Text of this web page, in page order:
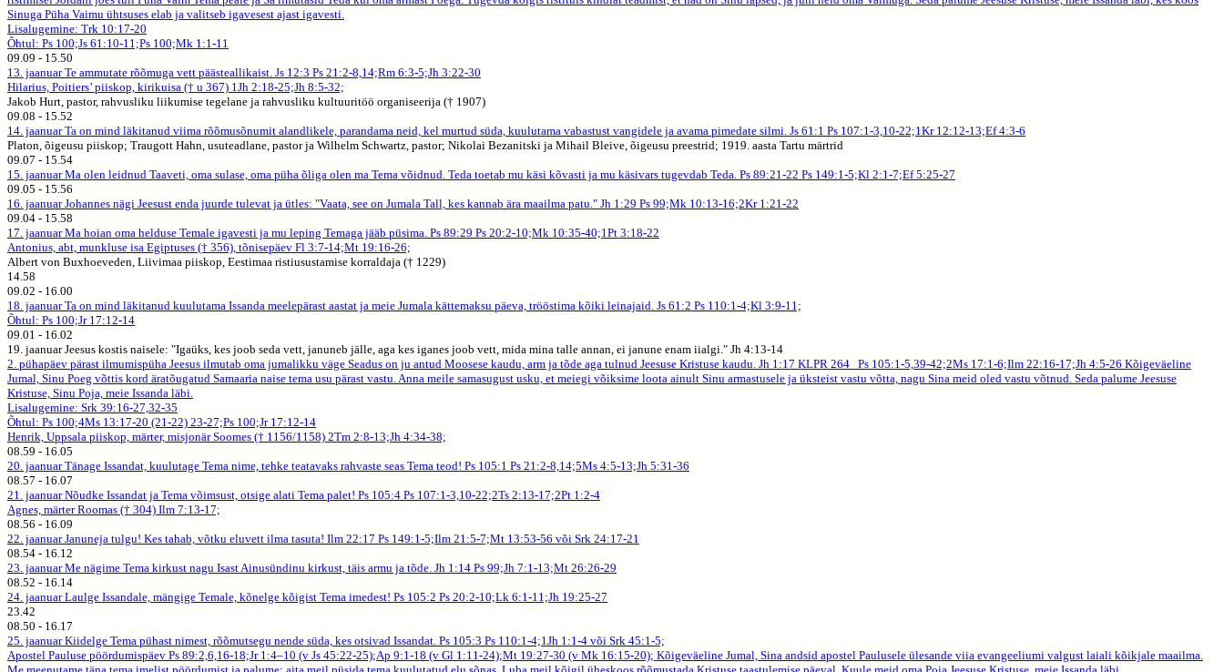
Sinuga Püha Vaimu ühtsuses elab ja valitseb igavesest ajast igavesti.
Lisalugemine: Trk 10:17-20
Õhtul: Ps 100;Js 61:10-11;Ps 100;Mk 1:1-11
09.09 - 15.50
13. jaanuarTe ammutate rõõmuga vett päästeallikaist. Js 12:3 Ps 21:2-8,14;Rm 6:3-5;Jh 3:22-30
Hilarius, Poitiers’ piiskop, kirikuisa († u 367) 1Jh 2:18-25;Jh 8:5-32;
Jakob Hurt, pastor, rahvusliku liikumise tegelane ja rahvusliku kultuuritöö organiseerija († 1907)
09.08 - 15.52
14. jaanuarTa on mind läkitanud viima rõõmusõnumit alandlikele, parandama neid, kel murtud süda, kuulutama vabastust vangidele ja avama pimedate silmi. Js 61:1 Ps 107:1-3,10-22;1Kr 12:12-13;Ef 4:3-6
Platon, õigeusu piiskop; Traugott Hahn, usuteadlane, pastor ja Wilhelm Schwartz, pastor; Nikolai Bezanitski ja Mihail Bleive, õigeusu preestrid; 1919. aasta Tartu märtrid
09.07 - 15.54
15. jaanuarMa olen leidnud Taaveti, oma sulase, oma püha õliga olen ma Tema võidnud. Teda toetab mu käsi kõvasti ja mu käsivars tugevdab Teda. Ps 89:21-22 Ps 149:1-5;Kl 2:1-7;Ef 5:25-27
09.05 - 15.56
16. jaanuarJohannes nägi Jeesust enda juurde tulevat ja ütles: "Vaata, see on Jumala Tall, kes kannab ära maailma patu." Jh 1:29 Ps 99;Mk 10:13-16;2Kr 1:21-22
09.04 - 15.58
17. jaanuarMa hoian oma helduse Temale igavesti ja mu leping Temaga jääb püsima. Ps 89:29 Ps 20:2-10;Mk 10:35-40;1Pt 3:18-22
Antonius, abt, munkluse isa Egiptuses († 356), tõnisepäev Fl 3:7-14;Mt 19:16-26;
Albert von Buxhoeveden, Liivimaa piiskop, Eestimaa ristiusustamise korraldaja († 1229)
14.58
09.02 - 16.00
18. jaanuarTa on mind läkitanud kuulutama Issanda meelepärast aastat ja meie Jumala kättemaksu päeva, trööstima kõiki leinajaid. Js 61:2 Ps 110:1-4;Kl 3:9-11;
Õhtul: Ps 100;Jr 17:12-14
09.01 - 16.02
19. jaanuarJeesus kostis naisele: "Igaüks, kes joob seda vett, januneb jälle, aga kes iganes joob vett, mida mina talle annan, ei janune enam iialgi." Jh 4:13-14
2. pühapäev pärast ilmumispüha Jeesus ilmutab oma jumalikku väge Seadus on ju antud Moosese kaudu, arm ja tõde aga tulnud Jeesuse Kristuse kaudu. Jh 1:17 KLPR 264 Ps 105:1-5,39-42;2Ms 17:1-6;Ilm 22:16-17;Jh 4:5-26 Kõigeväeline
Jumal, Sinu Poeg võttis kord äratõugatud Samaaria naise tema usu pärast vastu. Anna meile samasugust usku, et meiegi võiksime loota ainult Sinu armastusele ja üksteist vastu võtta, nagu Sina meid oled vastu võtnud. Seda palume Jeesuse
Kristuse, Sinu Poja, meie Issanda läbi.
Lisalugemine: Srk 39:16-27,32-35
Õhtul: Ps 100;4Ms 13:17-20 (21-22) 23-27;Ps 100;Jr 17:12-14
Henrik, Uppsala piiskop, märter, misjonär Soomes († 1156/1158) 2Tm 2:8-13;Jh 4:34-38;
08.59 - 16.05
20. jaanuarTänage Issandat, kuulutage Tema nime, tehke teatavaks rahvaste seas Tema teod! Ps 105:1 Ps 21:2-8,14;5Ms 4:5-13;Jh 5:31-36
08.57 - 16.07
21. jaanuarNõudke Issandat ja Tema võimsust, otsige alati Tema palet! Ps 105:4 Ps 107:1-3,10-22;2Ts 2:13-17;2Pt 1:2-4
Agnes, märter Roomas († 304) Ilm 7:13-17;
08.56 - 16.09
22. jaanuarJanuneja tulgu! Kes tahab, võtku eluvett ilma tasuta! Ilm 22:17 Ps 149:1-5;Ilm 21:5-7;Mt 13:53-56 või Srk 24:17-21
08.54 - 16.12
23. jaanuarMe nägime Tema kirkust nagu Isast Ainusündinu kirkust, täis armu ja tõde. Jh 1:14 Ps 99;Jh 7:1-13;Mt 26:26-29
08.52 - 16.14
24. jaanuarLaulge Issandale, mängige Temale, kõnelge kõigist Tema imedest! Ps 105:2 Ps 20:2-10;Lk 6:1-11;Jh 19:25-27
23.42
08.50 - 16.17
25. jaanuarKiidelge Tema pühast nimest, rõõmutsegu nende süda, kes otsivad Issandat. Ps 105:3 Ps 110:1-4;1Jh 1:1-4 või Srk 45:1-5;
Apostel Pauluse pöördumispäev Ps 89:2,6,16-18;Jr 1:4–10 (v Js 45:22-25);Ap 9:1-18 (v Gl 1:11-24);Mt 19:27-30 (v Mk 16:15-20); Kõigeväeline Jumal, Sina andsid apostel Paulusele ülesande viia evangeeliumi valgust laiali kõikjale maailma.